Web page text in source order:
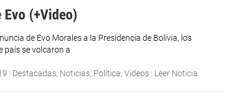
(+Video)
de Evo Morales a la Presidencia de Bolivia, los
país se volcaron a
| Destacadas, Noticias, Política,Videos | Leer Noticia